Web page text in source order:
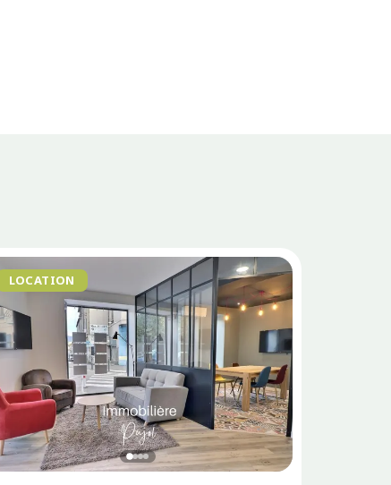
LOCATION